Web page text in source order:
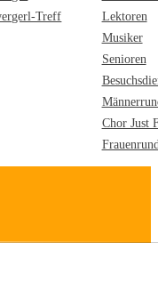
Treff
Lektoren
Musiker
Senioren
Chor Just